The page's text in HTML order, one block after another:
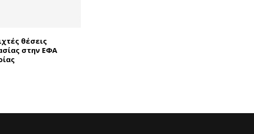
θέσεις
στην ΕΦΑ